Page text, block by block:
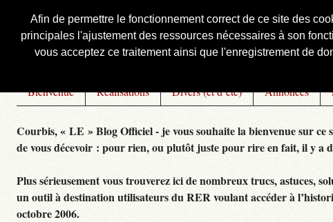
Afin de permettre le fonctionnement correct de ce site des
principales l'ajustement des ressources nécessaires à son
vous acceptez ce traitement ainsi que l'enregistrement de
Courbis, « LE » Blog Officiel
Bienvenue Réalisations Divers (et d’été) Annonces
Courbis, « LE » Blog Officiel - je vous souhaite la bienvenue sur
de vous décevoir : pour rien, ou plutôt juste pour rire en fait, il y a
Plus sérieusement vous trouverez ici de nombreux trucs, astuces,
un outil à destination utilisateurs du RER voulant accéder à
octobre 2006.